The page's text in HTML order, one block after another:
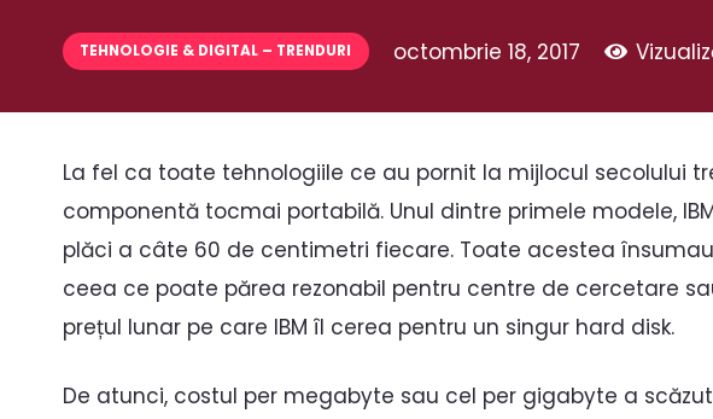
TEHNOLOGIE & DIGITAL – TRENDURI octombrie 18, 2017
La fel ca toate tehnologiile ce au pornit la mijlocul secolului
componentă tocmai portabilă. Unul dintre primele modele,
plăci a câte 60 de centimetri fiecare. Toate acestea însumau
ceea ce poate părea rezonabil pentru centre de cercetare
prețul lunar pe care IBM îl cerea pentru un singur hard disk.
De atunci, costul per megabyte sau cel per gigabyte a